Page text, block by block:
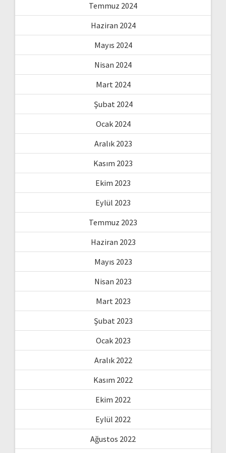
Temmuz 2024
Haziran 2024
Mayıs 2024
Nisan 2024
Mart 2024
Şubat 2024
Ocak 2024
Aralık 2023
Kasım 2023
Ekim 2023
Eylül 2023
Temmuz 2023
Haziran 2023
Mayıs 2023
Nisan 2023
Mart 2023
Şubat 2023
Ocak 2023
Aralık 2022
Kasım 2022
Ekim 2022
Eylül 2022
Ağustos 2022